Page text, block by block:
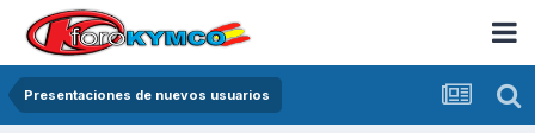
Presentaciones de nuevos usuarios